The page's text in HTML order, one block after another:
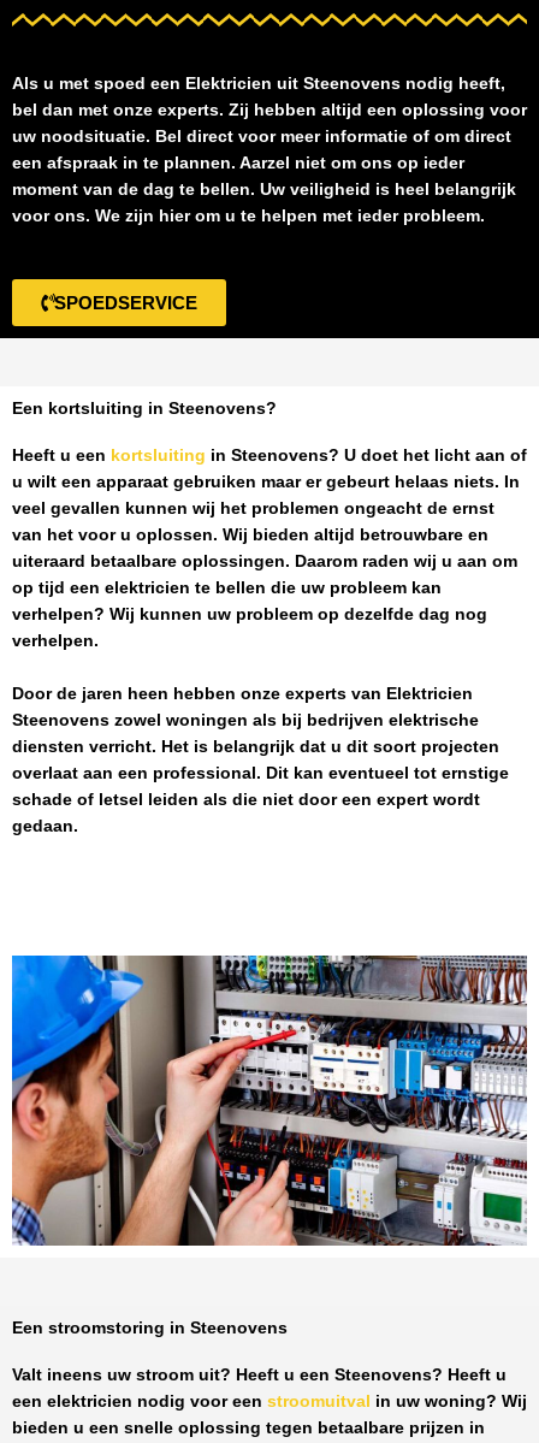
Als u met spoed een Elektricien uit Steenovens nodig heeft,
bel dan met onze experts. Zij hebben altijd een oplossing voor
uw noodsituatie. Bel direct voor meer informatie of om direct
een afspraak in te plannen. Aarzel niet om ons op ieder
moment van de dag te bellen. Uw veiligheid is heel belangrijk
voor ons. We zijn hier om u te helpen met ieder probleem.
SPOEDSERVICE
Een kortsluiting in Steenovens?
Heeft u een kortsluiting in Steenovens? U doet het licht aan of
u wilt een apparaat gebruiken maar er gebeurt helaas niets. In
veel gevallen kunnen wij het problemen ongeacht de ernst
van het voor u oplossen. Wij bieden altijd betrouwbare en
uiteraard betaalbare oplossingen. Daarom raden wij u aan om
op tijd een elektricien te bellen die uw probleem kan
verhelpen? Wij kunnen uw probleem op dezelfde dag nog
verhelpen.
Door de jaren heen hebben onze experts van Elektricien
Steenovens zowel woningen als bij bedrijven elektrische
diensten verricht. Het is belangrijk dat u dit soort projecten
overlaat aan een professional. Dit kan eventueel tot ernstige
schade of letsel leiden als die niet door een expert wordt
gedaan.
Een stroomstoring in Steenovens
Valt ineens uw stroom uit? Heeft u een Steenovens? Heeft u
een elektricien nodig voor een stroomuitval in uw woning? Wij
bieden u een snelle oplossing tegen betaalbare prijzen in